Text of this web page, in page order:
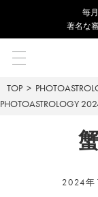
毎
著名な
TOP
PHOTOASTROLOGY
2024